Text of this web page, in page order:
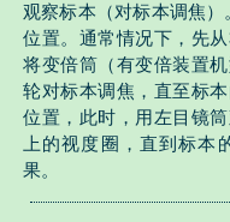
观察标本（对标本调焦
位置。通常情况下，先
将变倍筒（有变倍装置
轮对标本调焦，直至标
位置，此时，用左目镜
上的视度圈，直到标本
果。